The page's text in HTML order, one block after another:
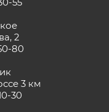
2
80
3 км
30